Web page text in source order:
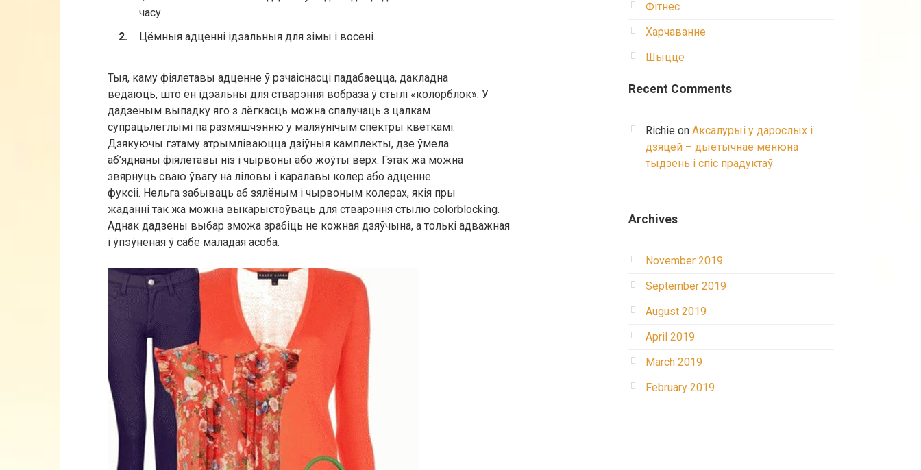
часу.
Цёмныя адценні ідэальныя для зімы і восені.
Тыя, каму фіялетавы адценне ў рэчаіснасці падабаецца, дакладна
ведаюць, што ён ідэальны для стварэння вобраза ў стылі «колорблок». У
дадзеным выпадку яго з лёгкасць можна спалучаць з цалкам
супрацьлеглымі па размяшчэнню у маляўнічым спектры кветкамі.
Дзякуючы гэтаму атрымліваюцца дзіўныя камплекты, дзе ўмела
аб’яднаны фіялетавы ніз і чырвоны або жоўты верх. Гэтак жа можна
звярнуць сваю ўвагу на ліловы і каралавы колер або адценне
фуксіі. Нельга забываць аб зялёным і чырвоным колерах, якія пры
жаданні так жа можна выкарыстоўваць для стварэння стылю colorblocking.
Аднак дадзены выбар зможа зрабіць не кожная дзяўчына, а толькі адважная
і ўпэўненая ў сабе маладая асоба.
Фітнес
Харчаванне
Шыццё
Recent Comments
Richie on Аксалурыі у дарослых і
дзяцей – дыетычнае менюна
тыдзень і спіс прадуктаў
Archives
November 2019
September 2019
August 2019
April 2019
March 2019
February 2019